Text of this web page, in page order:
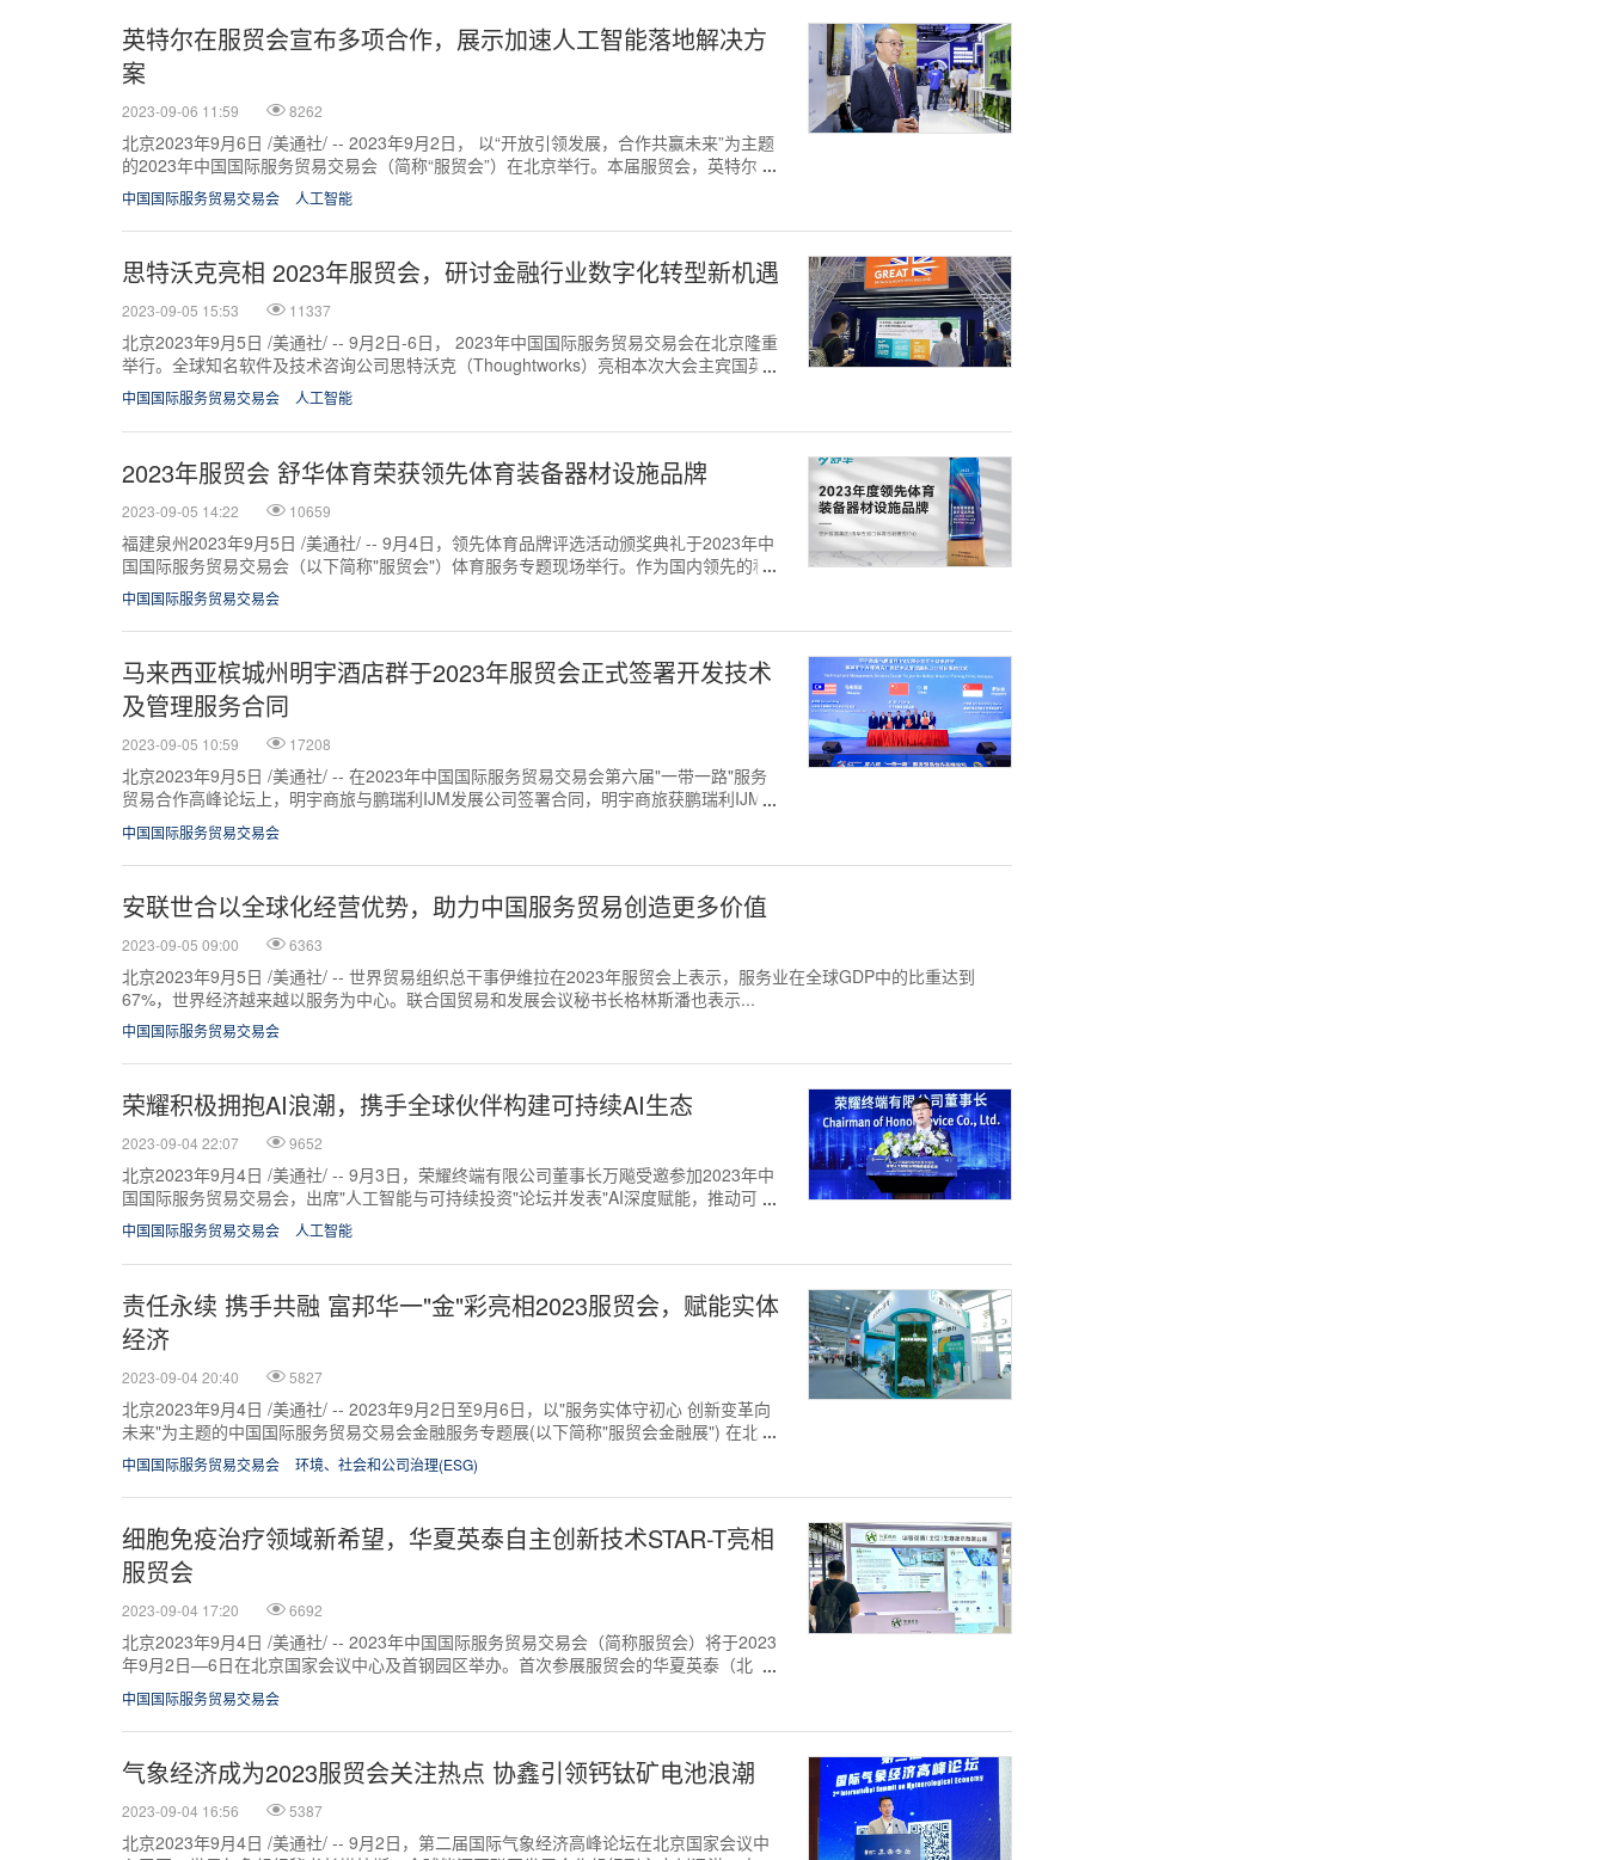
英特尔在服贸会宣布多项合作，展示加速人工智能落地解决方
案
2023-09-06 11:59 8262
北京2023年9月6日 /美通社/ -- 2023年9月2日， 以“开放引领发展，合作共赢未来”为主题
的2023年中国国际服务贸易交易会（简称“服贸会”）在北京举行。本届服贸会，英特尔以
“芯生无限，助...
中国国际服务贸易交易会 人工智能
思特沃克亮相 2023年服贸会，研讨金融行业数字化转型新机遇
2023-09-05 15:53 11337
北京2023年9月5日 /美通社/ -- 9月2日-6日， 2023年中国国际服务贸易交易会在北京隆重
举行。全球知名软件及技术咨询公司思特沃克（Thoughtworks）亮相本次大会主宾国英国
国家馆...
中国国际服务贸易交易会 人工智能
2023年服贸会 舒华体育荣获领先体育装备器材设施品牌
2023-09-05 14:22 10659
福建泉州2023年9月5日 /美通社/ -- 9月4日，领先体育品牌评选活动颁奖典礼于2023年中
国国际服务贸易交易会（以下简称"服贸会"）体育服务专题现场举行。作为国内领先的科
学运动服务商，舒华体...
中国国际服务贸易交易会
马来西亚槟城州明宇酒店群于2023年服贸会正式签署开发技术
及管理服务合同
2023-09-05 10:59 17208
北京2023年9月5日 /美通社/ -- 在2023年中国国际服务贸易交易会第六届"一带一路"服务
贸易合作高峰论坛上，明宇商旅与鹏瑞利IJM发展公司签署合同，明宇商旅获鹏瑞利IJM发
展公司委任全权经...
中国国际服务贸易交易会
安联世合以全球化经营优势，助力中国服务贸易创造更多价值
2023-09-05 09:00 6363
北京2023年9月5日 /美通社/ -- 世界贸易组织总干事伊维拉在2023年服贸会上表示，服务业在全球GDP中的比重达到
67%，世界经济越来越以服务为中心。联合国贸易和发展会议秘书长格林斯潘也表示...
中国国际服务贸易交易会
荣耀积极拥抱AI浪潮，携手全球伙伴构建可持续AI生态
2023-09-04 22:07 9652
北京2023年9月4日 /美通社/ -- 9月3日，荣耀终端有限公司董事长万飚受邀参加2023年中
国国际服务贸易交易会，出席"人工智能与可持续投资"论坛并发表"AI深度赋能，推动可持
续投资与发展"的...
中国国际服务贸易交易会 人工智能
责任永续 携手共融 富邦华一"金"彩亮相2023服贸会，赋能实体
经济
2023-09-04 20:40 5827
北京2023年9月4日 /美通社/ -- 2023年9月2日至9月6日，以"服务实体守初心 创新变革向
未来"为主题的中国国际服务贸易交易会金融服务专题展(以下简称"服贸会金融展") 在北京
首钢...
中国国际服务贸易交易会 环境、社会和公司治理(ESG)
细胞免疫治疗领域新希望，华夏英泰自主创新技术STAR-T亮相
服贸会
2023-09-04 17:20 6692
北京2023年9月4日 /美通社/ -- 2023年中国国际服务贸易交易会（简称服贸会）将于2023
年9月2日—6日在北京国家会议中心及首钢园区举办。首次参展服贸会的华夏英泰（北
京）生物技术有限公司...
中国国际服务贸易交易会
气象经济成为2023服贸会关注热点 协鑫引领钙钛矿电池浪潮
2023-09-04 16:56 5387
北京2023年9月4日 /美通社/ -- 9月2日，第二届国际气象经济高峰论坛在北京国家会议中